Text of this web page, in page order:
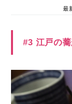
最
#3 江戸の